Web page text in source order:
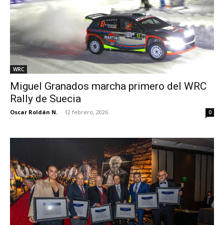
WRC
Miguel Granados marcha primero del WRC
Rally de Suecia
Oscar Roldán N. - 12 febrero, 2026 0